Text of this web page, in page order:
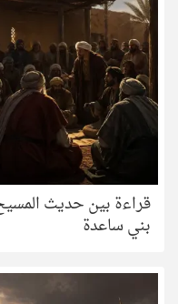
قراءة بين حديث
بني ساعدة